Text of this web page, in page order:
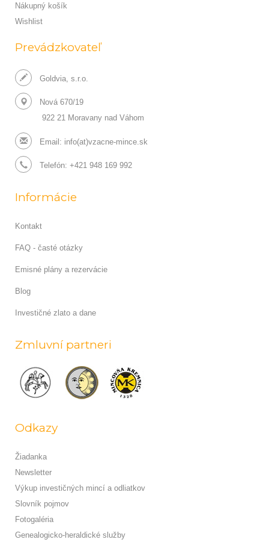
Nákupný košík
Wishlist
Prevádzkovateľ
Goldvia, s.r.o.
Nová 670/19
922 21 Moravany nad Váhom
Email: info(at)vzacne-mince.sk
Telefón: +421 948 169 992
Informácie
Kontakt
FAQ - časté otázky
Emisné plány a rezervácie
Blog
Investičné zlato a dane
Zmluvní partneri
Odkazy
Žiadanka
Newsletter
Výkup investičných mincí a odliatkov
Slovník pojmov
Fotogaléria
Genealogicko-heraldické služby